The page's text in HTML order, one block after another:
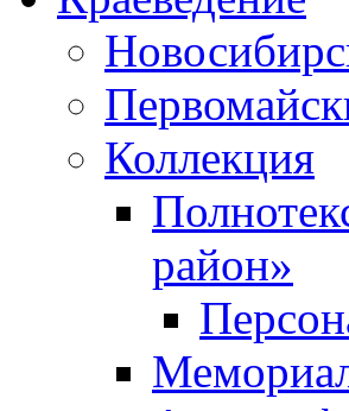
Коллекция
район»